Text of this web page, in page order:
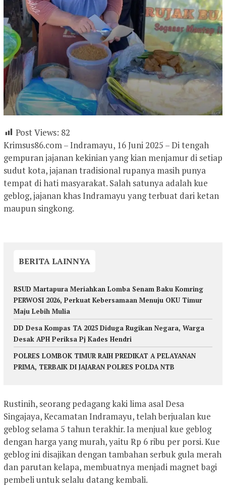
Post Views: 82
Krimsus86.com – Indramayu, 16 Juni 2025 – Di tengah
gempuran jajanan kekinian yang kian menjamur di setiap
sudut kota, jajanan tradisional rupanya masih punya
tempat di hati masyarakat. Salah satunya adalah kue
geblog, jajanan khas Indramayu yang terbuat dari ketan
maupun singkong.
BERITA LAINNYA
RSUD Martapura Meriahkan Lomba Senam Baku Komring
PERWOSI 2026, Perkuat Kebersamaan Menuju OKU Timur
Maju Lebih Mulia
DD Desa Kompas TA 2025 Diduga Rugikan Negara, Warga
Desak APH Periksa Pj Kades Hendri
POLRES LOMBOK TIMUR RAIH PREDIKAT A PELAYANAN
PRIMA, TERBAIK DI JAJARAN POLRES POLDA NTB
Rustinih, seorang pedagang kaki lima asal Desa
Singajaya, Kecamatan Indramayu, telah berjualan kue
geblog selama 5 tahun terakhir. Ia menjual kue geblog
dengan harga yang murah, yaitu Rp 6 ribu per porsi. Kue
geblog ini disajikan dengan tambahan serbuk gula merah
dan parutan kelapa, membuatnya menjadi magnet bagi
pembeli untuk selalu datang kembali.